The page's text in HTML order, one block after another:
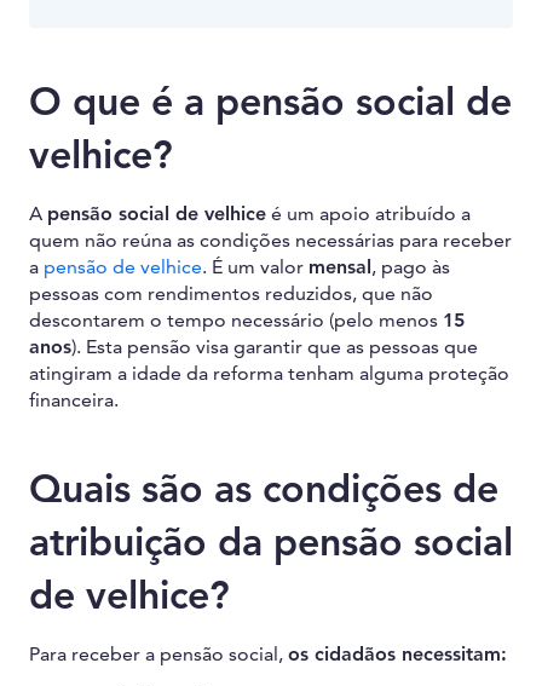
O que é a pensão social de
velhice?
A pensão social de velhice é um apoio atribuído a
quem não reúna as condições necessárias para receber
a pensão de velhice. É um valor mensal, pago às
pessoas com rendimentos reduzidos, que não
descontarem o tempo necessário (pelo menos 15
anos). Esta pensão visa garantir que as pessoas que
atingiram a idade da reforma tenham alguma proteção
financeira.
Quais são as condições de
atribuição da pensão social
de velhice?
Para receber a pensão social, os cidadãos necessitam: